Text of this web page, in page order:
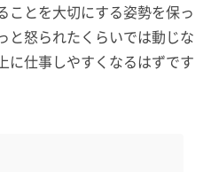
ことを大切にする姿勢を保っ
と怒られたくらいでは動じな
に仕事しやすくなるはずです